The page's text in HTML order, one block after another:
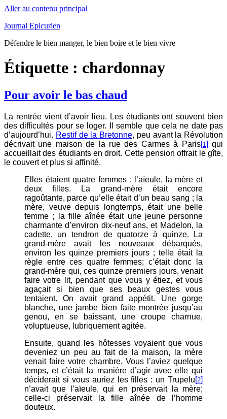
Aller au contenu principal
Journal Epicurien
Défendre le bien manger, le bien boire et le bien vivre
Étiquette : chardonnay
Pour avoir le bas chaud
La rentrée vient d’avoir lieu. Les étudiants ont souvent bien
des difficultés pour se loger. Il semble que cela ne date pas
d’aujourd’hui. Restif de la Bretonne, peu avant la Révolution
décrivait une maison de la rue des Carmes à Paris[1 ] qui
accueillait des étudiants en droit. Cette pension offrait le gîte,
le couvert et plus si affinité.
Elles étaient quatre femmes : l’aïeule, la mère et
deux filles. La grand-mère était encore
ragoûtante, parce qu’elle était d’un beau sang ; la
mère, veuve depuis longtemps, était une belle
femme ; la fille aînée était une jeune personne
charmante d’environ dix-neuf ans, et Madelon, la
cadette, un tendron de quatorze à quinze. La
grand-mère avait les nouveaux débarqués,
environ les quinze premiers jours ; telle était la
règle entre ces quatre femmes; c’était donc la
grand-mère qui, ces quinze premiers jours, venait
faire votre lit, pendant que vous y étiez, et vous
agaçait si bien que ses beaux gestes vous
tentaient. On avait grand appétit. Une gorge
blanche, une jambe bien faite montrée jusqu’au
genou, en se baissant, une croupe charnue,
voluptueuse, lubriquement agitée.
Ensuite, quand les hôtesses voyaient que vous
deveniez un peu au fait de la maison, la mère
venait faire votre chambre. Vous l’aviez quelque
temps, et c’était la manière d’agir avec elle qui
déciderait si vous auriez les filles : un Trupelu[2]
n’avait que l’aïeule, qui en préservait la mère;
celle-ci préservait la fille aînée de l’homme
douteux.